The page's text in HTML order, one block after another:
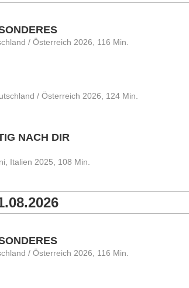
/ Österreich 2026, 116 Min.
/ Österreich 2026, 124 Min.
NACH DIR
Italien 2025, 108 Min.
/ Österreich 2026, 116 Min.